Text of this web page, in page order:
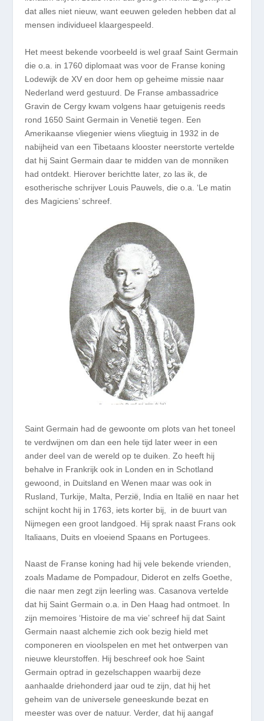
dat alles niet nieuw, want eeuwen geleden hebben dat al
mensen individueel klaargespeeld.
Het meest bekende voorbeeld is wel graaf Saint Germain
die o.a. in 1760 diplomaat was voor de Franse koning
Lodewijk de XV en door hem op geheime missie naar
Nederland werd gestuurd. De Franse ambassadrice
Gravin de Cergy kwam volgens haar getuigenis reeds
rond 1650 Saint Germain in Venetië tegen. Een
Amerikaanse vliegenier wiens vliegtuig in 1932 in de
nabijheid van een Tibetaans klooster neerstorte vertelde
dat hij Saint Germain daar te midden van de monniken
had ontdekt. Hierover berichtte later, zo las ik, de
esotherische schrijver Louis Pauwels, die o.a. ‘Le matin
des Magiciens’ schreef.
Saint Germain had de gewoonte om plots van het toneel
te verdwijnen om dan een hele tijd later weer in een
ander deel van de wereld op te duiken. Zo heeft hij
behalve in Frankrijk ook in Londen en in Schotland
gewoond, in Duitsland en Wenen maar was ook in
Rusland, Turkije, Malta, Perzië
India en Italië en naar het
schijnt kocht hij in 1763, iets korter bij, in de buurt van
Nijmegen een groot landgoed. Hij sprak naast Frans ook
Italiaans, Duits en vloeiend Spaans en Portugees.
Naast de Franse koning had hij vele bekende vrienden,
zoals Madame de Pompadour, Diderot en zelfs Goethe,
die naar men zegt zijn leerling was. Casanova vertelde
dat hij Saint Germain o.a. in Den Haag had ontmoet. In
zijn memoires ‘Histoire de ma vie’ schreef hij dat Saint
Germain naast alchemie zich ook bezig hield met
componeren en vioolspelen en met het ontwerpen van
nieuwe kleurstoffen. Hij beschreef ook hoe Saint
Germain optrad in gezelschappen waarbij deze
aanhaalde driehonderd jaar oud te zijn, dat hij het
geheim van de universele geneeskunde bezat en
meester was over de natuur. Verder, dat hij aangaf